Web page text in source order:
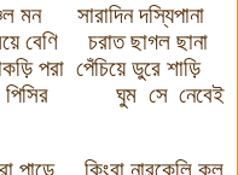
মন
সারাদিন দস্যিপানা
বেণি
চরাত ছাগল ছানা
পরা পেঁচিয়ে ডুরে শাড়ি
ঘুম সে নেবেই
পাড়ে,
কিংবা নারকেলি কুল